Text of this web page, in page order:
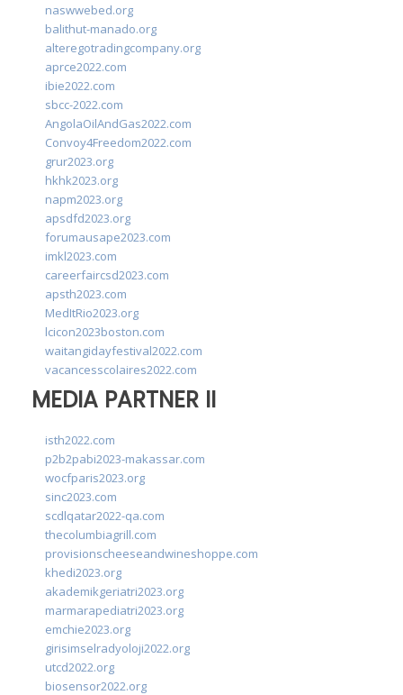
naswwebed.org
balithut-manado.org
alteregotradingcompany.org
aprce2022.com
ibie2022.com
sbcc-2022.com
AngolaOilAndGas2022.com
Convoy4Freedom2022.com
grur2023.org
hkhk2023.org
napm2023.org
apsdfd2023.org
forumausape2023.com
imkl2023.com
careerfaircsd2023.com
apsth2023.com
MedItRio2023.org
lcicon2023boston.com
waitangidayfestival2022.com
vacancesscolaires2022.com
MEDIA PARTNER II
isth2022.com
p2b2pabi2023-makassar.com
wocfparis2023.org
sinc2023.com
scdlqatar2022-qa.com
thecolumbiagrill.com
provisionscheeseandwineshoppe.com
khedi2023.org
akademikgeriatri2023.org
marmarapediatri2023.org
emchie2023.org
girisimselradyoloji2022.org
utcd2022.org
biosensor2022.org